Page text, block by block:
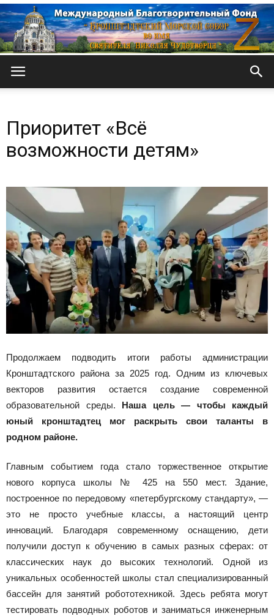
Морской
собор
Приоритет «Всё
возможности детям»
Продолжаем подводить итоги работы администрации
Кронштадтского района за 2025 год. Одним из ключевых
векторов развития остается создание современной
образовательной среды. Наша цель — чтобы каждый
юный кронштадтец мог раскрыть свои таланты в
родном районе.
Главным событием года стало торжественное открытие
нового корпуса школы № 425 на 550 мест. Здание,
построенное по передовому «петербургскому стандарту», —
это не просто учебные классы, а настоящий центр
инноваций. Благодаря современному оснащению, дети
получили доступ к обучению в самых разных сферах: от
классических наук до высоких технологий. Одной из
уникальных особенностей школы стал специализированный
бассейн для занятий робототехникой. Здесь ребята могут
тестировать подводных роботов и заниматься инженерным